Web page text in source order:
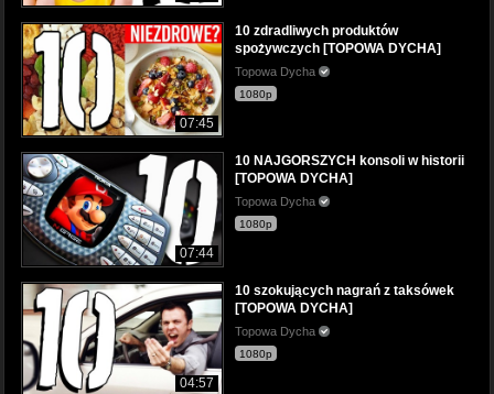
07:45
10 zdradliwych produktów
spożywczych [TOPOWA DYCHA]
Topowa Dycha
1080p
07:44
10 NAJGORSZYCH konsoli w historii
[TOPOWA DYCHA]
Topowa Dycha
1080p
04:57
10 szokujących nagrań z taksówek
[TOPOWA DYCHA]
Topowa Dycha
1080p